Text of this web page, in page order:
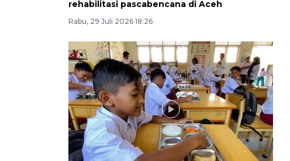
rehabilitasi pascabencana di Aceh
Rabu, 29 Juli 2026 18:26